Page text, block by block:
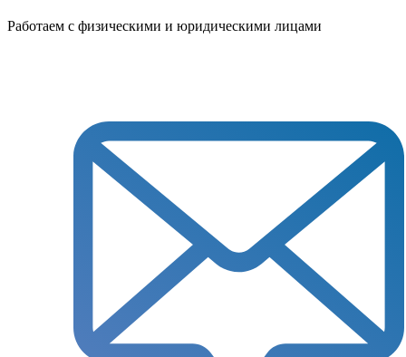
Работаем с физическими и юридическими лицами